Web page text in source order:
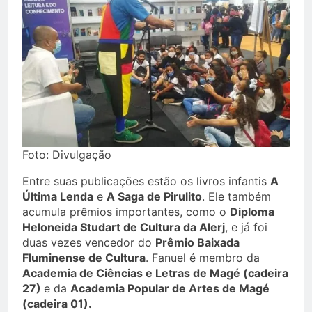
Foto: Divulgação
Entre suas publicações estão os livros infantis A
Última Lenda e A Saga de Pirulito. Ele também
acumula prêmios importantes, como o Diploma
Heloneida Studart de Cultura da Alerj, e já foi
duas vezes vencedor do Prêmio Baixada
Fluminense de Cultura. Fanuel é membro da
Academia de Ciências e Letras de Magé (cadeira
27) e da Academia Popular de Artes de Magé
(cadeira 01).